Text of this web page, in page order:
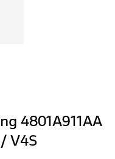
4801A911AA
V4S